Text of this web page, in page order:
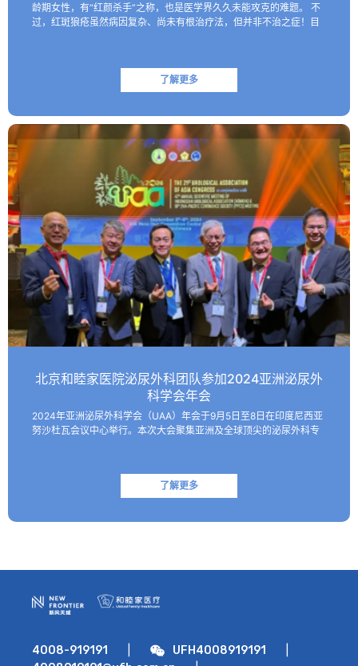
龄期女性，有“红颜杀手”之称，也是医学界久久未能攻克的难题。 不
过，红斑狼疮虽然病因复杂、尚未有根治疗法，但并非不治之症！目
了解更多
北京和睦家医院泌尿外科团队参加2024亚洲泌尿外
科学会年会
2024年亚洲泌尿外科学会（UAA）年会于9月5日至8日在印度尼西亚
努沙杜瓦会议中心举行。本次大会聚集亚洲及全球顶尖的泌尿外科专
了解更多
4008-919191 UFH4008919191